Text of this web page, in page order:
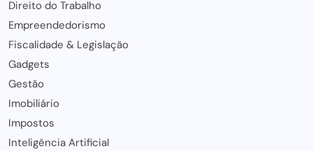
Direito do Trabalho
Empreendedorismo
Fiscalidade & Legislação
Gadgets
Gestão
Imobiliário
Impostos
Inteligência Artificial